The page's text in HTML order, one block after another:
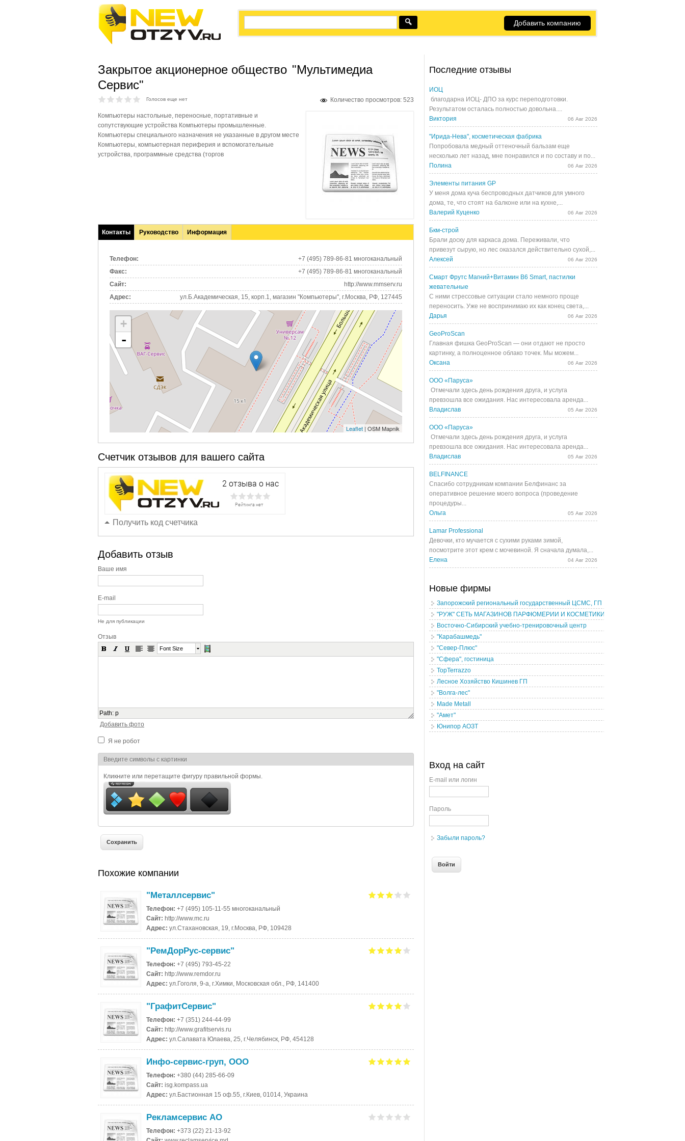
Добавить компанию
Закрытое акционерное общество "Мультимедиа
Сервис"
Количество просмотров: 523
Голосов еще нет
Компьютеры настольные, переносные, портативные и
сопутствующие устройства Компьютеры промышленные.
Компьютеры специального назначения не указанные в другом месте
Компьютеры, компьютерная периферия и вспомогательные
устройства, программные средства (торгов
Контакты
(активная
Руководство Информация
Телефон:
+7 (495) 789-86-81 многоканальный
Факс:
+7 (495) 789-86-81 многоканальный
Сайт:
http://www.mmserv.ru
Адрес:
ул.Б.Академическая, 15, корп.1, магазин "Компьютеры", г.Москва, РФ, 127445
+
-
Leaflet | OSM Mapnik
Счетчик отзывов для вашего сайта
Получить код счетчика
Добавить отзыв
Ваше имя
E-mail
Не для публикации
Отзыв
Font Size
Path: p
Добавить фото
Я не робот
Я спамер
Введите символы с картинки
Кликните или перетащите фигуру правильной формы.
Похожие компании
"Металлсервис"
Телефон: +7 (495) 105-11-55 многоканальный
Сайт: http://www.mc.ru
Адрес: ул.Стахановская, 19, г.Москва, РФ, 109428
"РемДорРус-сервис"
Телефон: +7 (495) 793-45-22
Сайт: http://www.remdor.ru
Адрес: ул.Гоголя, 9-а, г.Химки, Московская обл., РФ, 141400
"ГрафитСервис"
Телефон: +7 (351) 244-44-99
Сайт: http://www.grafitservis.ru
Адрес: ул.Салавата Юлаева, 25, г.Челябинск, РФ, 454128
Инфо-сервис-груп, ООО
Телефон: +380 (44) 285-66-09
Сайт: isg.kompass.ua
Адрес: ул.Бастионная 15 оф.55, г.Киев, 01014, Украина
Рекламсервис АО
Телефон: +373 (22) 21-13-92
Последние отзывы
ИОЦ
благодарна ИОЦ- ДПО за курс переподготовки.
Результатом осталась полностью довольна....
Виктория
06 Авг 2026
"Ирида-Нева", косметическая фабрика
Попробовала медный оттеночный бальзам еще
несколько лет назад, мне понравился и по составу и по...
Полина
06 Авг 2026
Элементы питания GP
У меня дома куча беспроводных датчиков для умного
дома, те, что стоят на балконе или на кухне,...
Валерий Куценко
06 Авг 2026
Бкм-строй
Брали доску для каркаса дома. Переживали, что
привезут сырую, но лес оказался действительно сухой,...
Алексей
06 Авг 2026
Смарт Фрутс Магний+Витамин В6 Smart, пастилки
жевательные
С ними стрессовые ситуации стало немного проще
переносить. Уже не воспринимаю их как конец света,...
Дарья
06 Авг 2026
GeoProScan
Главная фишка GeoProScan — они отдают не просто
картинку, а полноценное облако точек. Мы можем...
Оксана
06 Авг 2026
ООО «Паруса»
Отмечали здесь день рождения друга, и услуга
превзошла все ожидания. Нас интересовала аренда...
Владислав
05 Авг 2026
ООО «Паруса»
Отмечали здесь день рождения друга, и услуга
превзошла все ожидания. Нас интересовала аренда...
Владислав
05 Авг 2026
BELFINANCE
Спасибо сотрудникам компании Белфинанс за
оперативное решение моего вопроса (проведение
процедуры...
Ольга
05 Авг 2026
Lamar Professional
Девочки, кто мучается с сухими руками зимой,
посмотрите этот крем с мочевиной. Я сначала думала,...
Елена
04 Авг 2026
Новые фирмы
Запорожский региональный государственный ЦСМС, ГП
"РУЖ" СЕТЬ МАГАЗИНОВ ПАРФЮМЕРИИ И КОСМЕТИКИ
Восточно-Сибирский учебно-тренировочный центр
"Карабашмедь"
"Север-Плюс"
"Сфера", гостиница
TopTerrazzo
Лесное Хозяйство Кишинев ГП
"Волга-лес"
Made Metall
"Амет"
Юнипор АОЗТ
Вход на сайт
E-mail или логин
Пароль
Забыли пароль?